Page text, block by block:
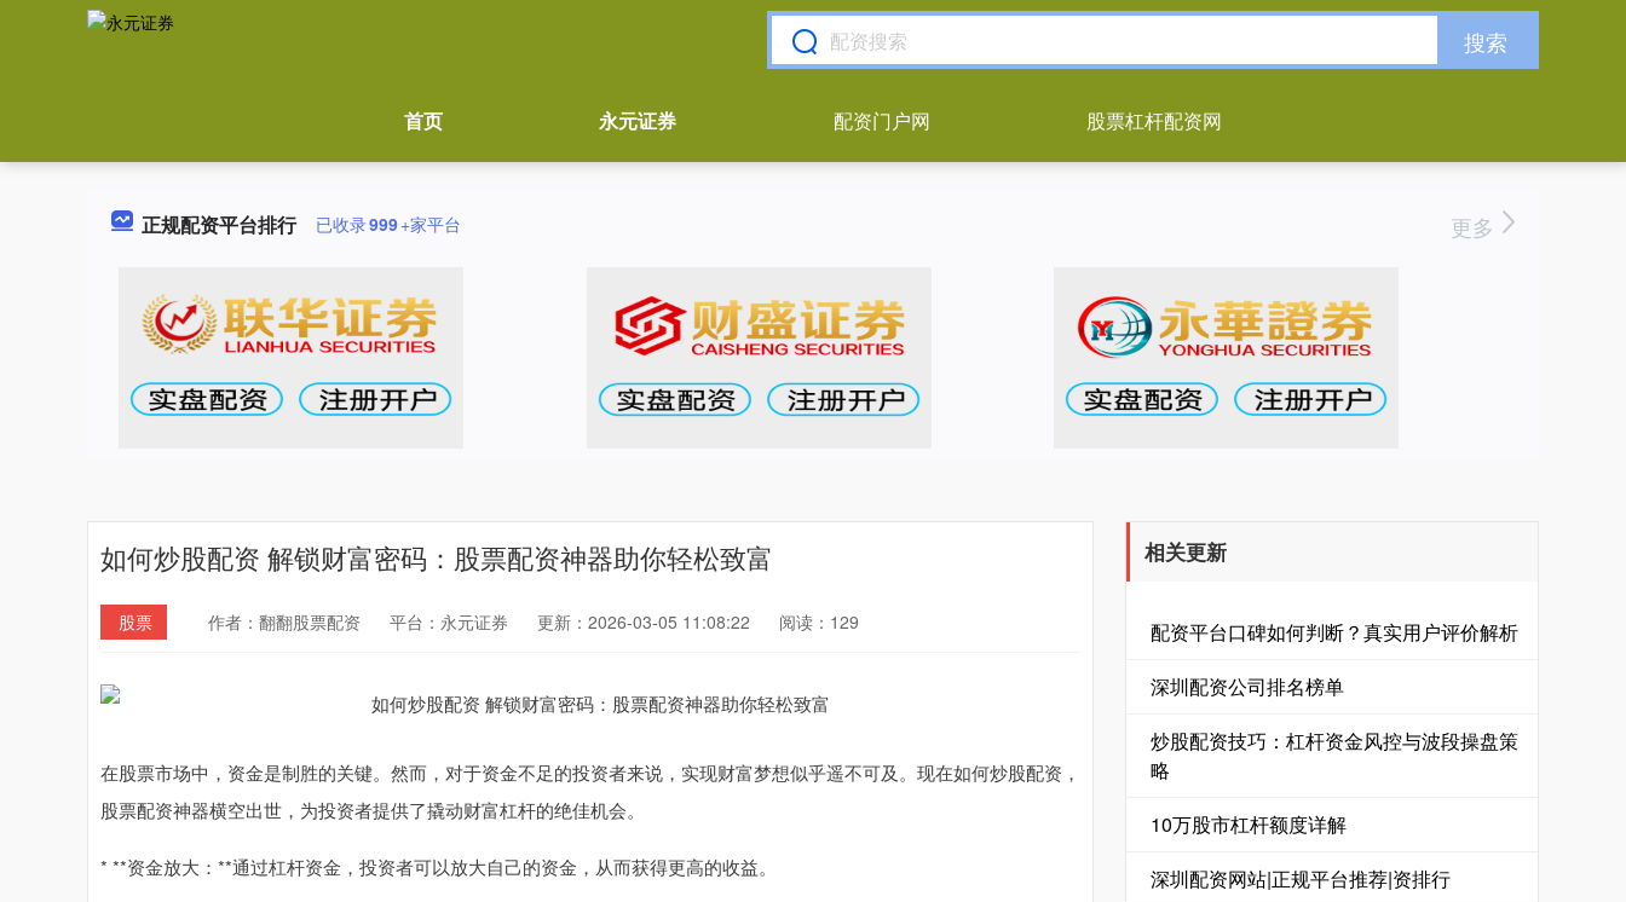
搜索
首页 永元证券 配资门户网 股票杠杆配资网
正规配资平台排行 已收录999+家平台 更多
如何炒股配资 解锁财富密码：股票配资神器助你轻松致富
股票 作者：翻翻股票配资 平台：永元证券 更新：2026-03-05 11:08:22 阅读：129
在股票市场中，资金是制胜的关键。然而，对于资金不足的投资者来说，实现财富梦想似乎遥不可及。现在如何炒股配资，
股票配资神器横空出世，为投资者提供了撬动财富杠杆的绝佳机会。
* **资金放大：**通过杠杆资金，投资者可以放大自己的资金，从而获得更高的收益。
相关更新
配资平台口碑如何判断？真实用户评价解析
深圳配资公司排名榜单
炒股配资技巧：杠杆资金风控与波段操盘策
略
10万股市杠杆额度详解
深圳配资网站|正规平台推荐|资排行